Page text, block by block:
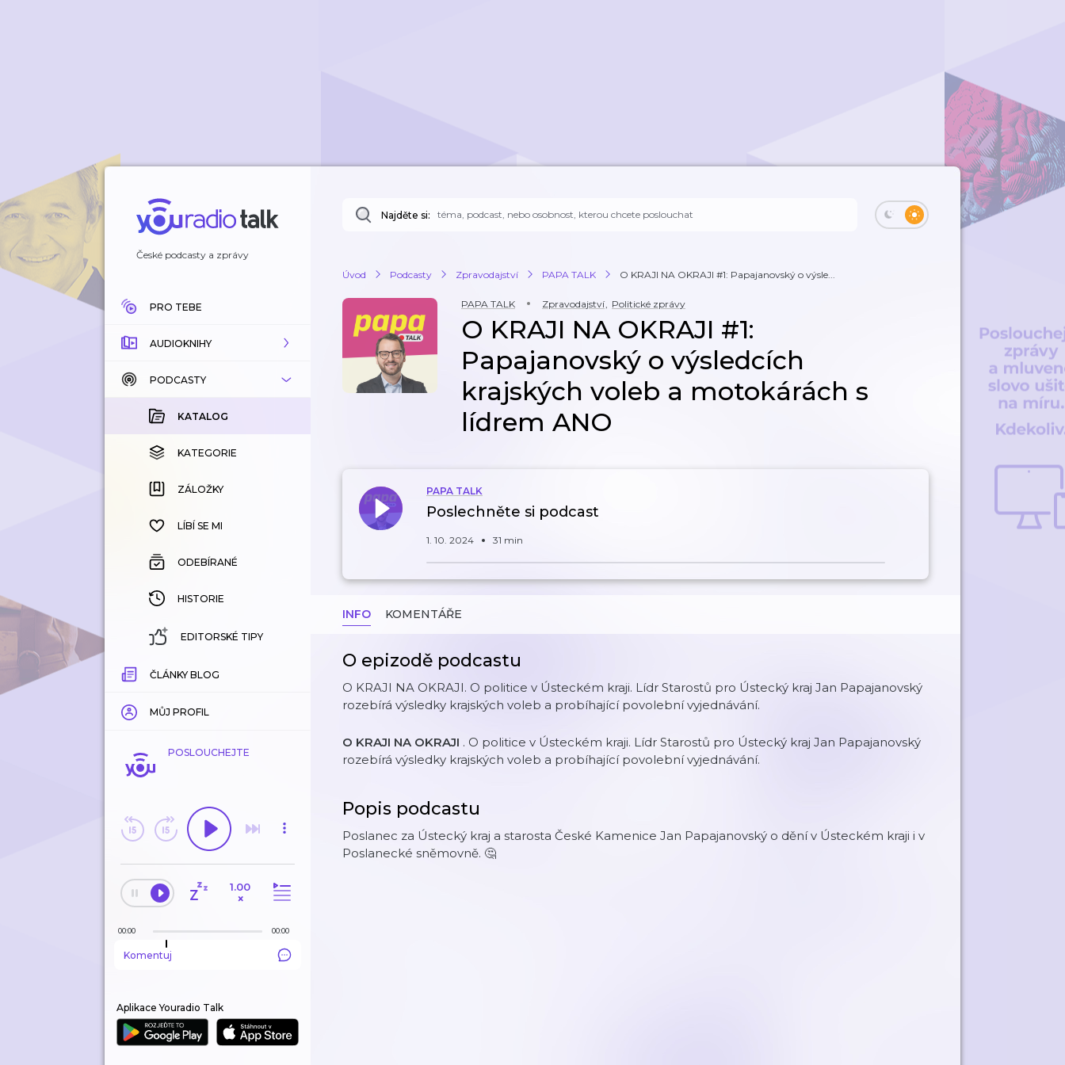
České podcasty a zprávy
PRO TEBE
AUDIOKNIHY
KATALOG
KOUPENÉ
KATEGORIE
ZÁLOŽKY
HISTORIE
PODCASTY
KATALOG
KATEGORIE
ZÁLOŽKY
LÍBÍ SE MI
ODEBÍRANÉ
HISTORIE
EDITORSKÉ TIPY
ČLÁNKY BLOG
MŮJ PROFIL
POSLOUCHEJTE
1.00
×
00:00 00:00
Komentuj
Aplikace Youradio Talk
Najděte si:
Úvod Podcasty Zpravodajství PAPA TALK O KRAJI NA OKRAJI #1: Papajanovský o výsle...
PAPA TALK Zpravodajství, Politické zprávy
O KRAJI NA OKRAJI #1:
Papajanovský o výsledcích
krajských voleb a motokárách s
lídrem ANO
PAPA TALK
Poslechněte si podcast
1. 10. 2024 31 min
INFO KOMENTÁŘE
O epizodě podcastu
O KRAJI NA OKRAJI. O politice v Ústeckém kraji. Lídr Starostů pro Ústecký kraj Jan Papajanovský
rozebírá výsledky krajských voleb a probíhající povolební vyjednávání.
O KRAJI NA OKRAJI . O politice v Ústeckém kraji. Lídr Starostů pro Ústecký kraj Jan Papajanovský
rozebírá výsledky krajských voleb a probíhající povolební vyjednávání.
Popis podcastu
Poslanec za Ústecký kraj a starosta České Kamenice Jan Papajanovský o dění v Ústeckém kraji i v
Poslanecké sněmovně. 🤔